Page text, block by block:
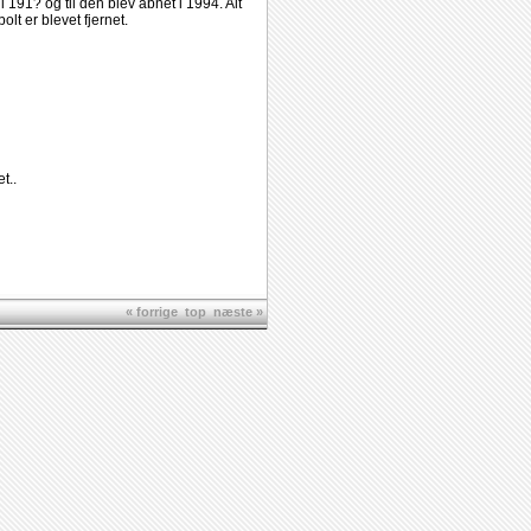
og til den blev åbnet i 1994. Alt
er blevet fjernet.
« forrige top næste »